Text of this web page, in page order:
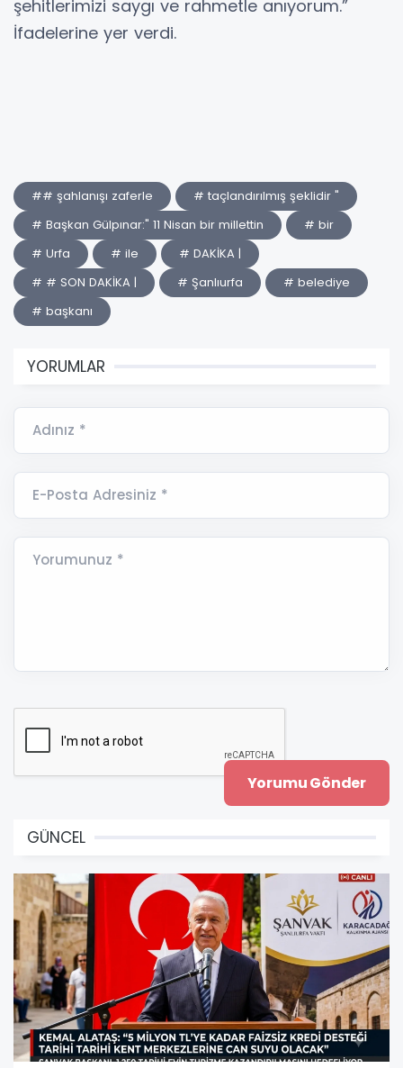
şehitlerimizi saygı ve rahmetle anıyorum.”
İfadelerine yer verdi.
## şahlanışı zaferle
# taçlandırılmış şeklidir "
# Başkan Gülpınar:" 11 Nisan bir millettin
# bir
# Urfa
# ile
# DAKİKA |
# # SON DAKİKA |
# Şanlıurfa
# belediye
# başkanı
YORUMLAR
Adınız *
E-Posta Adresiniz *
Yorumunuz *
GÜNCEL